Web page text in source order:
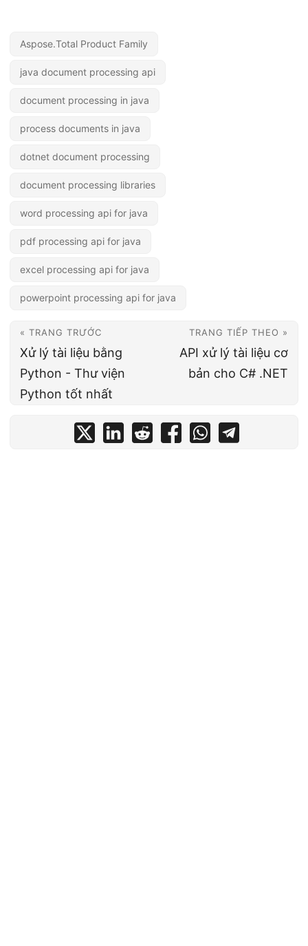
Aspose.Total Product Family
java document processing api
document processing in java
process documents in java
dotnet document processing
document processing libraries
word processing api for java
pdf processing api for java
excel processing api for java
powerpoint processing api for java
« TRANG TRƯỚC
Xử lý tài liệu bằng
Python - Thư viện
Python tốt nhất
TRANG TIẾP THEO »
API xử lý tài liệu cơ
bản cho C# .NET